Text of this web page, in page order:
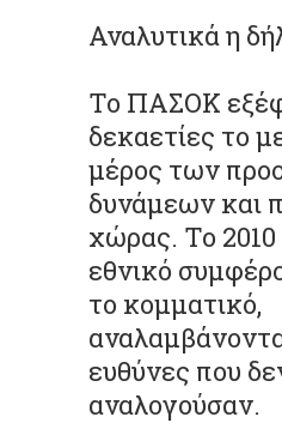
Αναλυτικά η
Το ΠΑΣΟΚ
δεκαετίες το
μέρος των
δυνάμεων και
χώρας. Το 2010
εθνικό
το κομματικό,
ευθύνες που
αναλογούσαν.